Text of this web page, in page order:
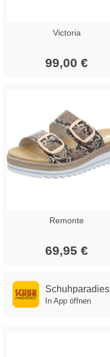
Victoria
99,00 €
Remonte
69,95 €
Schuhparadies
In App öffnen